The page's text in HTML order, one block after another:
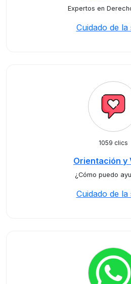
Expertos en
Cuidado de la
1059 clics
Orientación y
¿Cómo puedo
Cuidado de la